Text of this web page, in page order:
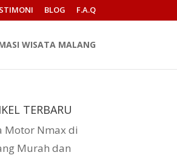
BLOG F.A.Q
WISATA MALANG
TERBARU
Motor Nmax di
Murah dan